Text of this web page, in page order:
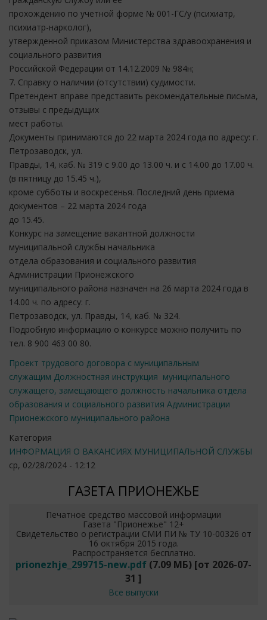
прохождению по учетной форме № 001-ГС/у (психиатр,
психиатр-нарколог),
утвержденной приказом Министерства здравоохранения и
социального развития
Российской Федерации от 14.12.2009 № 984н;
7. Справку о наличии (отсутствии) судимости.
Претендент вправе представить рекомендательные письма,
отзывы с предыдущих
мест работы.
Документы принимаются до 22 марта 2024 года по адресу: г.
Петрозаводск, ул.
Правды, 14, каб. № 319 с 9.00 до 13.00 ч. и с 14.00 до 17.00 ч.
(в пятницу до 15.45 ч.),
кроме субботы и воскресенья. Последний день приема
документов – 22 марта 2024 года
до 15.45.
Конкурс на замещение вакантной должности
муниципальной службы начальника
отдела образования и социального развития
Администрации Прионежского
муниципального района назначен на 26 марта 2024 года в
14.00 ч. по адресу: г.
Петрозаводск, ул. Правды, 14, каб. № 324.
Подробную информацию о конкурсе можно получить по
тел. 8 900 463 00 80.
Проект трудового договора с муниципальным
служащим Должностная инструкция муниципального
служащего, замещающего должность начальника отдела
образования и социального развития Администрации
Прионежского муниципального района
Категория
ИНФОРМАЦИЯ О ВАКАНСИЯХ МУНИЦИПАЛЬНОЙ СЛУЖБЫ
ср, 02/28/2024 - 12:12
ГАЗЕТА ПРИОНЕЖЬЕ
Печатное средство массовой информации
Газета "Прионежье" 12+
Свидетельство о регистрации СМИ ПИ № ТУ 10-00326 от
16 октября 2015 года.
Распространяется бесплатно.
prionezhje_299715-new.pdf (7.09 МБ) [от 2026-07-
31 ]
Все выпуски